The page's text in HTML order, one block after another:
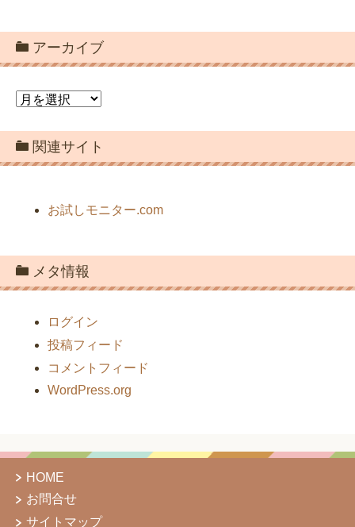
アーカイブ
ア
カ
イ
ブ
関連サイト
お試しモニター.com
メタ情報
ログイン
投稿フィード
コメントフィード
WordPress.org
HOME
お問合せ
サイトマップ